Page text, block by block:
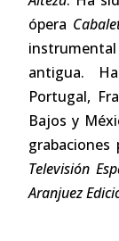
ópera
antigua.
Portugal,
Bajos y
grabaciones
Televisión
Aranjuez